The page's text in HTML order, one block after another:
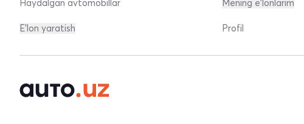
Haydalgan avtomobillar
E'lon yaratish
Mening e'lonlarim
Profil